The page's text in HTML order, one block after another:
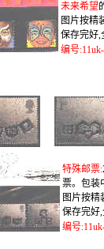
未来希望
图片按精
保存完好,
编号:
特殊邮票:
票。包装
图片按精
保存完好,
编号: